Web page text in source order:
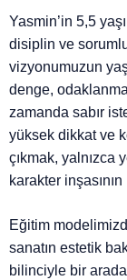
Yasmin’in 5,5
disiplin ve
vizyonumuzun
denge,
zamanda sabır
yüksek dikkat ve
çıkmak, yalnızca
karakter
Eğitim
sanatın estetik
bilinciyle bir arada